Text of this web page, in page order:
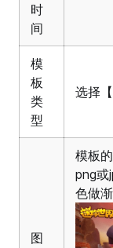
时
间
模
板
类
型
选择
图
模板
png或
色做